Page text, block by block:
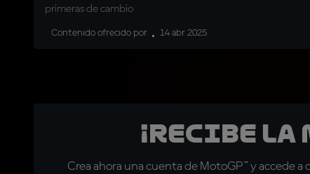
primeras de cambio
Contenido ofrecido por 14 abr 2025
¡Recibe
Crea ahora una cuenta de MotoGP™ y accede